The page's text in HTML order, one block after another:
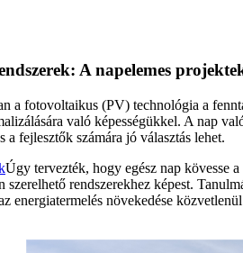
A napelemes
a fotovoltaikus (PV) technológia a
való képességükkel. A nap
fejlesztők számára jó választás lehet.
Úgy tervezték, hogy egész nap kövesse
szerelhető rendszerekhez képest.
energiatermelés növekedése